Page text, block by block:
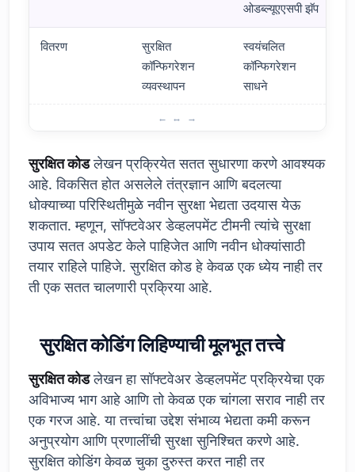
ओडब्ल्यूएएसपी झॅप
वितरण
सुरक्षित
कॉन्फिगरेशन
व्यवस्थापन
स्वयंचलित
कॉन्फिगरेशन
साधने
सुरक्षित कोडलेखन प्रक्रियेत सतत सुधारणा करणे आवश्यक
आहे. विकसित होत असलेले तंत्रज्ञान आणि बदलत्या
धोक्याच्या परिस्थितीमुळे नवीन सुरक्षा भेद्यता उदयास येऊ
शकतात. म्हणून, सॉफ्टवेअर डेव्हलपमेंट टीमनी त्यांचे सुरक्षा
उपाय सतत अपडेट केले पाहिजेत आणि नवीन धोक्यांसाठी
तयार राहिले पाहिजे. सुरक्षित कोड हे केवळ एक ध्येय नाही तर
ती एक सतत चालणारी प्रक्रिया आहे.
सुरक्षित कोडिंग लिहिण्याची मूलभूत तत्त्वे
सुरक्षित कोडलेखन हा सॉफ्टवेअर डेव्हलपमेंट प्रक्रियेचा एक
अविभाज्य भाग आहे आणि तो केवळ एक चांगला सराव नाही तर
एक गरज आहे. या तत्त्वांचा उद्देश संभाव्य भेद्यता कमी करून
अनुप्रयोग आणि प्रणालींची सुरक्षा सुनिश्चित करणे आहे.
सुरक्षित कोडिंग केवळ चुका दुरुस्त करत नाही तर